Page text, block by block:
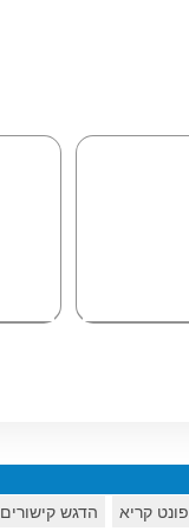
פונט קריא הדגש קישורים